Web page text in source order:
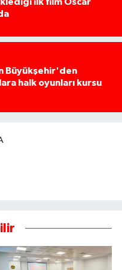
Büyükşehir'den
halk oyunları kursu